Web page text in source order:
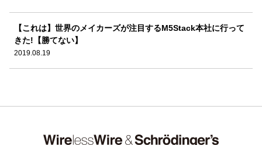
【これは】世界のメイカーズが注目するM5Stack本社に行って
きた!【勝てない】
2019.08.19